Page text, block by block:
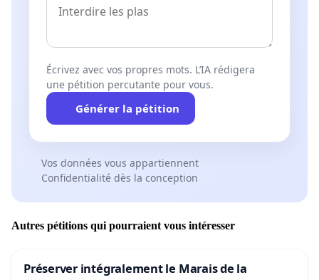
Écrivez avec vos propres mots. L’IA rédigera
une pétition percutante pour vous.
Générer la pétition
Vos données vous appartiennent
Confidentialité dès la conception
Autres pétitions qui pourraient vous intéresser
Préserver intégralement le Marais de la